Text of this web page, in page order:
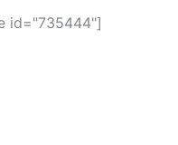
id="735444"]